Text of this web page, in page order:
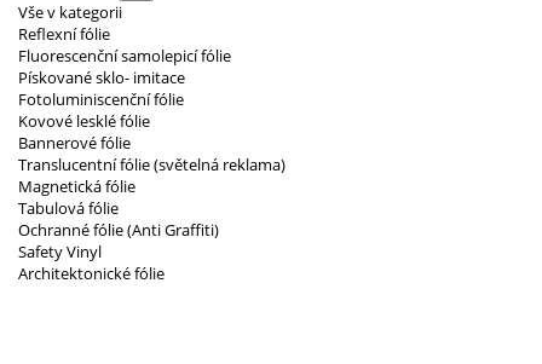
Vše v kategorii
Reflexní fólie
Fluorescenční samolepicí fólie
Pískované sklo- imitace
Fotoluminiscenční fólie
Kovové lesklé fólie
Bannerové fólie
Translucentní fólie (světelná reklama)
Magnetická fólie
Tabulová fólie
Ochranné fólie (Anti Graffiti)
Safety Vinyl
Architektonické fólie